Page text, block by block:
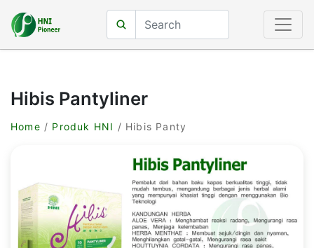
Hibis Pantyliner
Home / Produk HNI / Hibis Panty